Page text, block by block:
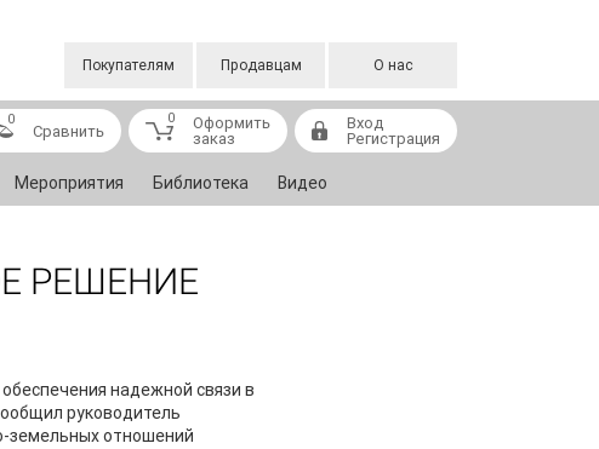
Покупателям Продавцам О нас
0
Сравнить
0
Оформить
заказ
Вход
Регистрация
Мероприятия Библиотека Видео
РЕШЕНИЕ
надежной связи в
руководитель
земельных отношений